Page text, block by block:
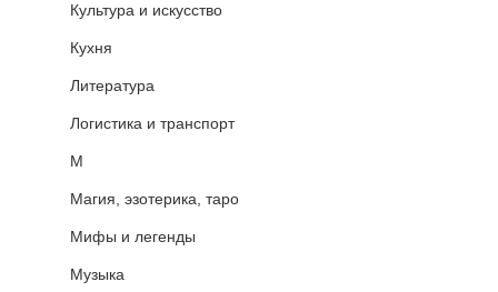
Культура и искусство
Кухня
Литература
Логистика и транспорт
М
Магия, эзотерика, таро
Мифы и легенды
Музыка